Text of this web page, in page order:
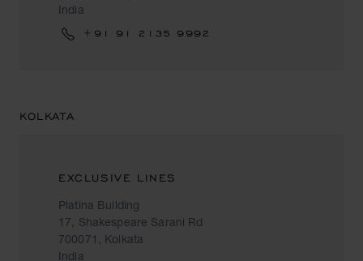
India
+91 91 2135 9992
KOLKATA
EXCLUSIVE LINES
Platina Building
17, Shakespeare Sarani Rd
700071, Kolkata
India